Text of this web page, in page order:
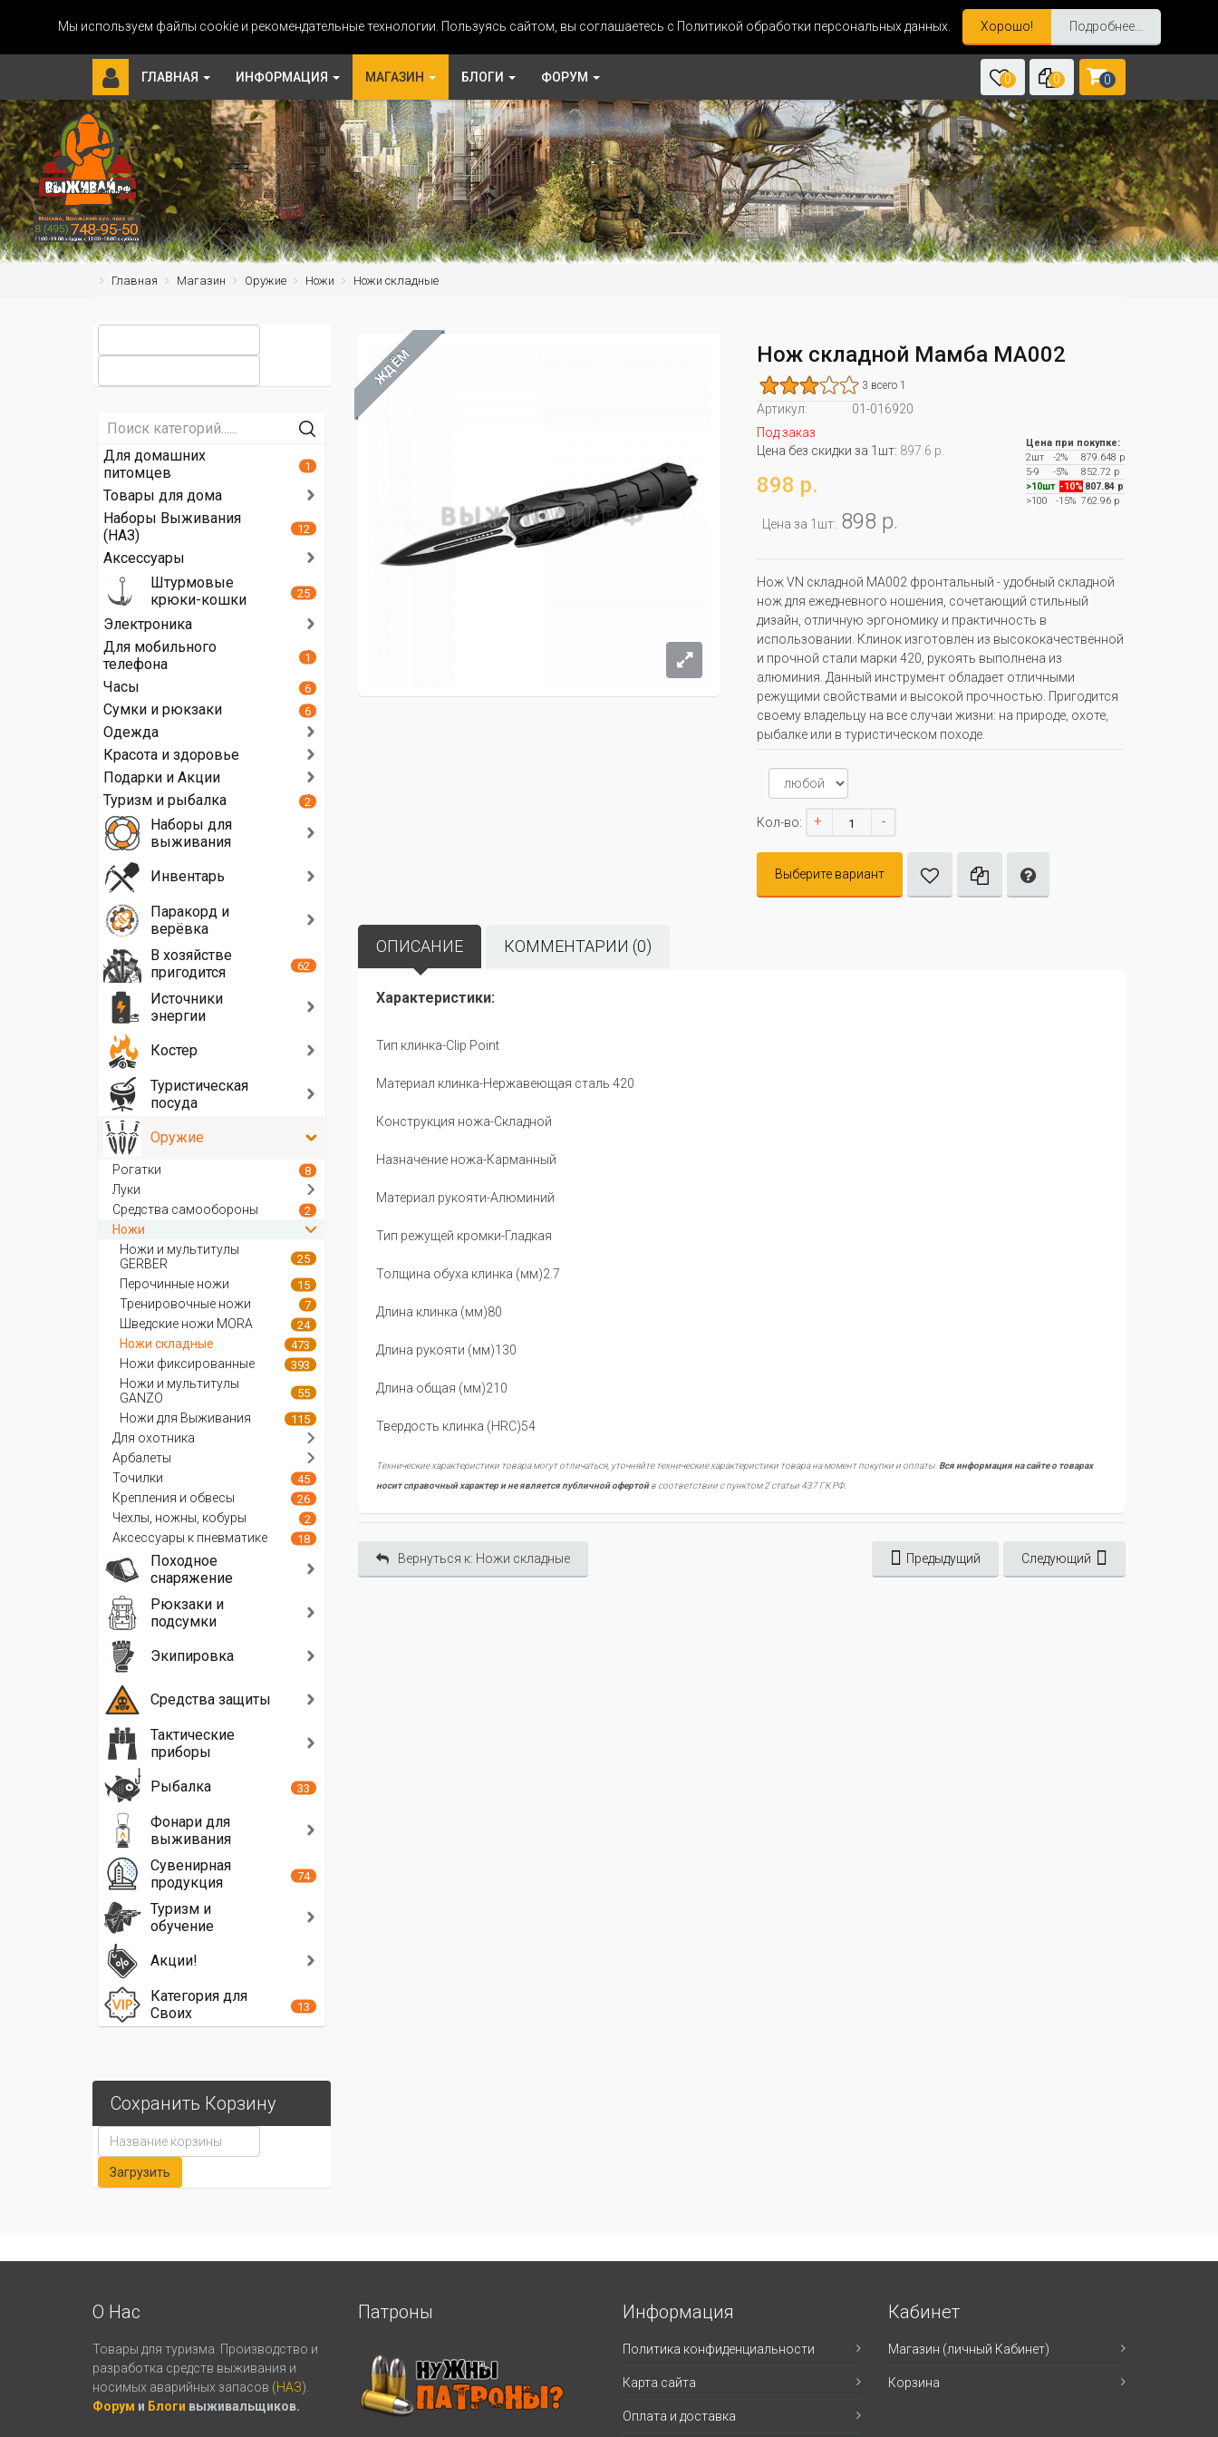
Мы используем файлы cookie и рекомендательные технологии. Пользуясь сайтом, вы соглашаетесь с Политикой обработки персональных данных. Хорошо! Подробнее...
ГЛАВНАЯ ИНФОРМАЦИЯ МАГАЗИН БЛОГИ ФОРУМ 0 0 0
Главная Магазин Оружие Ножи Ножи складные
ЖДЁМ Нож складной Мамба MA002
3 всего 1
Артикул:
01-016920
Под заказ
Цена без скидки за 1шт: 897.6 р.
898 р.
Цена за 1шт: 898 р.
Цена при покупке:
2шт
-2%
879.648 р
5-9
-5%
852.72 р
>10шт -10% 807.84 р
>100
-15%762.96 р
Нож VN складной MA002 фронтальный - удобный складной
нож для ежедневного ношения, сочетающий стильный
дизайн, отличную эргономику и практичность в
использовании. Клинок изготовлен из высококачественной
и прочной стали марки 420, рукоять выполнена из
алюминия. Данный инструмент обладает отличными
режущими свойствами и высокой прочностью. Пригодится
своему владельцу на все случаи жизни: на природе, охоте,
рыбалке или в туристическом походе.
Кол-во: + -
Выберите вариант
ОПИСАНИЕ КОММЕНТАРИИ (0)
Характеристики:
Тип клинка-Clip Point
Материал клинка-Нержавеющая сталь 420
Конструкция ножа-Складной
Назначение ножа-Карманный
Материал рукояти-Алюминий
Тип режущей кромки-Гладкая
Толщина обуха клинка (мм)2.7
Длина клинка (мм)80
Длина рукояти (мм)130
Длина общая (мм)210
Твердость клинка (HRC)54
Технические характеристики товара могут отличаться, уточняйте технические характеристики товара на момент покупки и оплаты.Вся информация на сайте о товарах
носит справочный характер и не является публичной офертойв соответствии с пунктом 2 статьи 437 ГК РФ.
Вернуться к: Ножи складные Предыдущий Следующий
Для домашних
питомцев
1
Товары для дома
Наборы Выживания
(НАЗ)
12
Аксессуары
Штурмовые
крюки-кошки
25
Электроника
Для мобильного
телефона
1
Часы 6
Сумки и рюкзаки 6
Одежда
Красота и здоровье
Подарки и Акции
Туризм и рыбалка
2
Наборы для
выживания
Инвентарь
Паракорд и
верёвка
В хозяйстве
пригодится
62
Источники
энергии
Костер
Туристическая
посуда
Оружие
Рогатки 8
Луки
Средства самообороны
2
Ножи
Ножи и мультитулы
GERBER
25
Перочинные ножи 15
Тренировочные ножи 7
Шведские ножи MORA 24
Ножи складные 473
Ножи фиксированные 393
Ножи и мультитулы
GANZO
55
Ножи для Выживания 115
Для охотника
Арбалеты
Точилки
45
Крепления и обвесы 26
Чехлы, ножны, кобуры 2
Аксессуары к пневматике 18
Походное
снаряжение
Рюкзаки и
подсумки
Экипировка
Средства защиты
Тактические
приборы
Рыбалка
33
Фонари для
выживания
Сувенирная
продукция
74
Туризм и
обучение
Акции!
Категория для
Своих
13
Сохранить Корзину
О Нас
Товары для туризма. Производство и
разработка средств выживания и
носимых аварийных запасов (НАЗ).
Форум и Блоги выживальщиков.
Патроны Информация
Политика конфиденциальности
Карта сайта
Оплата и доставка
Кабинет
Магазин (личный Кабинет)
Корзина